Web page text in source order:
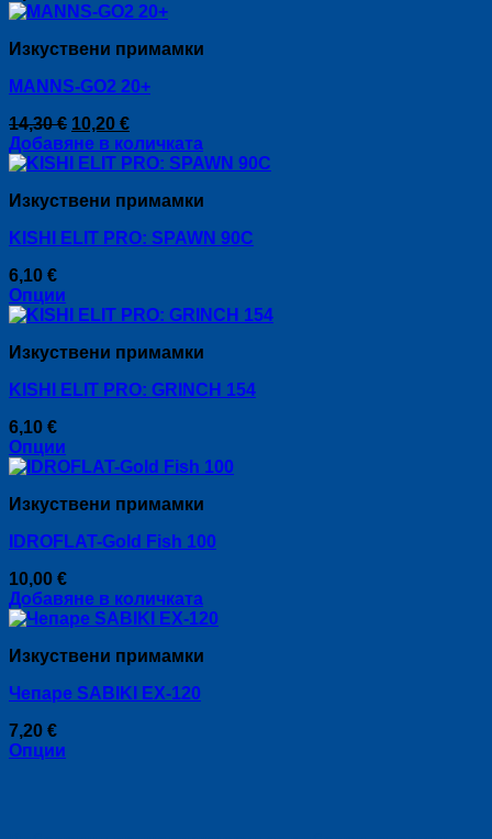
chosen
the
product
page
product
multiple
The
may
be
chosen
the
product
page
Изкуствени примамки
MANNS-GO2 20+
14,30€ Original
price
was:
10,20 €Текущата
цена
е:
Добавяне в количката
Изкуствени примамки
KISHI ELIT PRO: SPAWN 90C
6,10 €
Опции
This
has
variants.
options
may
be
on
the
product
page
Изкуствени примамки
KISHI ELIT PRO: GRINCH 154
6,10 €
Опции
This
has
variants.
options
may
be
on
the
product
page
Изкуствени примамки
IDROFLAT-Gold Fish 100
10,00 €
Добавяне в количката
Изкуствени примамки
Чепаре SABIKI EX-120
7,20 €
Опции